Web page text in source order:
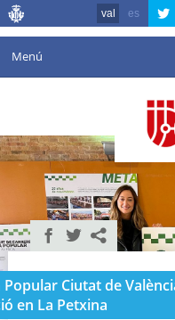
val es
Menú
Agenda
Instal·lacions
Comunicació
València en esport
Portal de Transparència
Ciutat de
en La Petxina